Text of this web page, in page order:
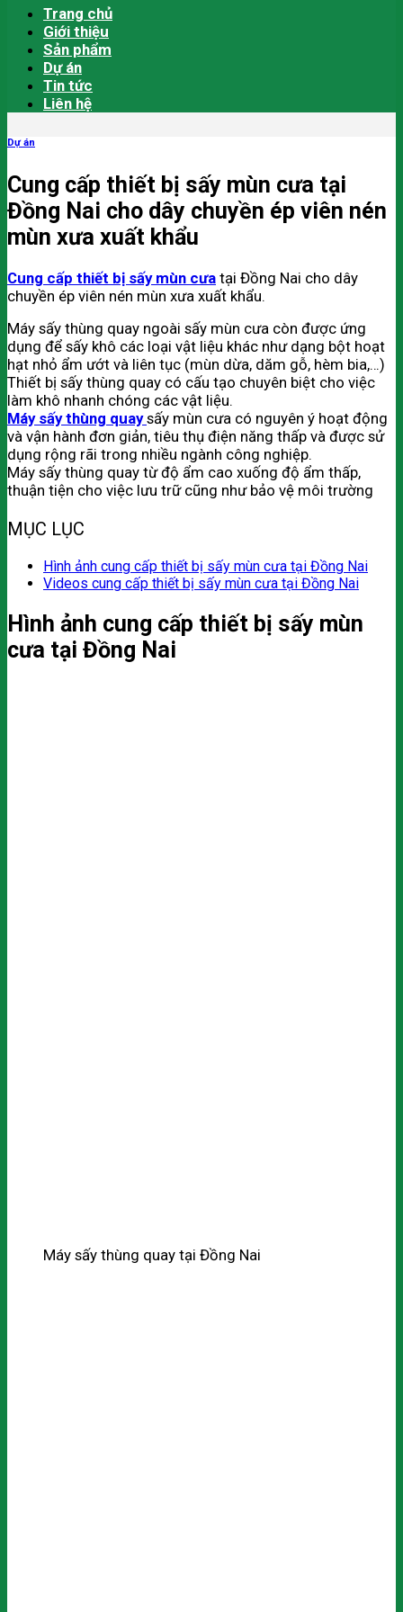
Trang chủ
Giới thiệu
Sản phẩm
Dự án
Tin tức
Liên hệ
Dự án
Cung cấp thiết bị sấy mùn cưa tại
Đồng Nai cho dây chuyền ép viên nén
mùn xưa xuất khẩu
Cung cấp thiết bị sấy mùn cưa tại Đồng Nai cho dây
chuyền ép viên nén mùn xưa xuất khẩu.
Máy sấy thùng quay ngoài sấy mùn cưa còn được ứng
dụng để sấy khô các loại vật liệu khác như dạng bột hoạt
hạt nhỏ ẩm ướt và liên tục (mùn dừa, dăm gỗ, hèm bia,…)
Thiết bị sấy thùng quay có cấu tạo chuyên biệt cho việc
làm khô nhanh chóng các vật liệu.
Máy sấy thùng quay sấy mùn cưa có nguyên ý hoạt động
và vận hành đơn giản, tiêu thụ điện năng thấp và được sử
dụng rộng rãi trong nhiều ngành công nghiệp.
Máy sấy thùng quay từ độ ẩm cao xuống độ ẩm thấp,
thuận tiện cho việc lưu trữ cũng như bảo vệ môi trường
MỤC LỤC
Hình ảnh cung cấp thiết bị sấy mùn cưa tại Đồng Nai
Videos cung cấp thiết bị sấy mùn cưa tại Đồng Nai
Hình ảnh cung cấp thiết bị sấy mùn
cưa tại Đồng Nai
Máy sấy thùng quay tại Đồng Nai